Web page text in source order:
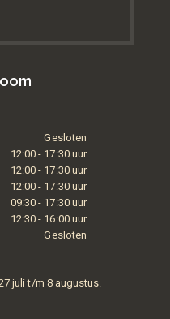
Gesloten
12:00 - 17:30 uur
12:00 - 17:30 uur
12:00 - 17:30 uur
09:30 - 17:30 uur
12:30 - 16:00 uur
Gesloten
juli t/m 8 augustus.